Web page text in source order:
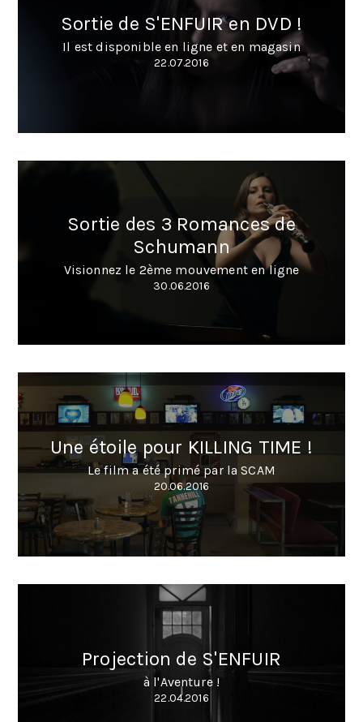
Sortie de S'ENFUIR en DVD !
Il est disponible en ligne et en magasin
22.07.2016
Sortie des 3 Romances de
Schumann
Visionnez le 2ème mouvement en ligne
30.06.2016
Une étoile pour KILLING TIME !
Le film a été primé par la SCAM
20.06.2016
Projection de S'ENFUIR
à l'Aventure !
22.04.2016